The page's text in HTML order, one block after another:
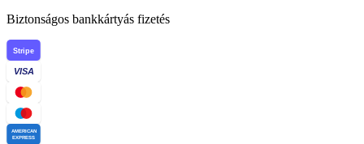
Biztonságos bankkártyás fizetés
Stripe
VISA
AMERICAN
EXPRESS